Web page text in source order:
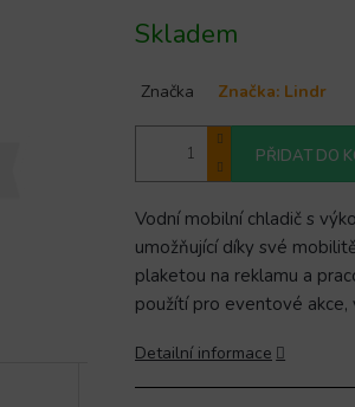
cena:
Skladem
Značka Značka: Lindr
PŘIDAT DO
Vodní mobilní chladič s
umožňující díky své
plaketou na reklamu a
použítí pro eventové akce,
Detailní informace